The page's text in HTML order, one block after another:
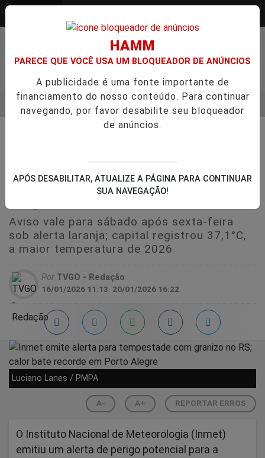
ENTREVISTA DEFESA DA FARMÁCIA INVESTIGADA EM
calor bate recorde em Porto
Aviso vale para sábado após sexta-feira
sob alerta laranja; capital registrou 37,1°C,
a maior temperatura de 2026
Por TVGO - Redação
16/01/2026 11:13 20/01/2026 16:22
Luciano Lanes / PMPA
A- A+ REPORTAR ERROS
O Instituto Nacional de Meteorologia (Inmet)
emitiu um alerta de perigo potencial para a
HAMM
PARECE QUE VOCÊ USA UM BLOQUEADOR DE ANÚNCIOS
A publicidade é uma fonte importante de
financiamento do nosso conteúdo. Para continuar
navegando, por favor desabilite seu bloqueador
de anúncios.
APÓS DESABILITAR, ATUALIZE A PÁGINA PARA CONTINUAR
SUA NAVEGAÇÃO!